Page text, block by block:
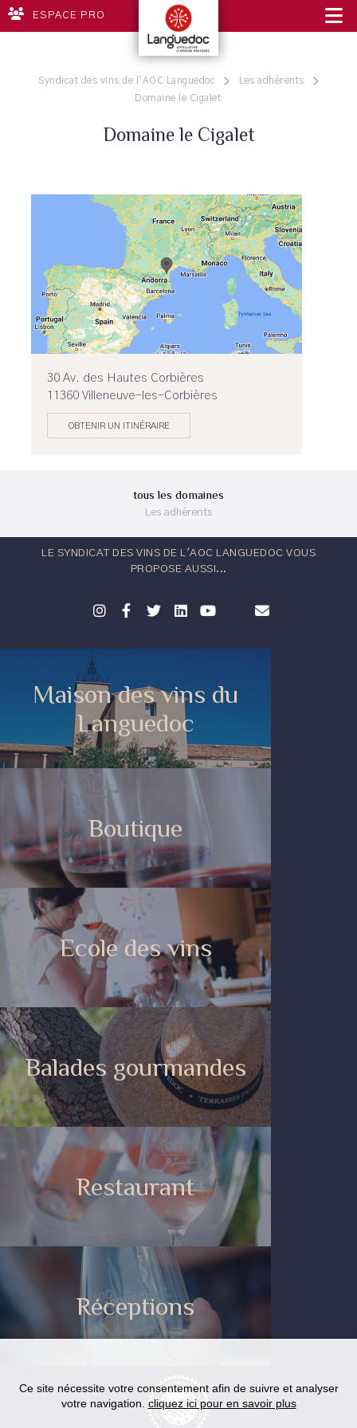
ESPACE PRO
Syndicat des vins de l'AOC Languedoc
Les adhérents
Domaine le Cigalet
Domaine le Cigalet
30 Av. des Hautes Corbières
11360 Villeneuve-les-Corbières
OBTENIR UN ITINÉRAIRE
tous les domaines
Les adhérents
LE SYNDICAT DES VINS DE L'AOC LANGUEDOC VOUS
PROPOSE AUSSI...
Maison des vins du
Languedoc
Boutique
Ecole des vins
Balades gourmandes
Restaurant
Réceptions
Ce site nécessite votre consentement afin de suivre et analyser
votre navigation. cliquez ici pour en savoir plus